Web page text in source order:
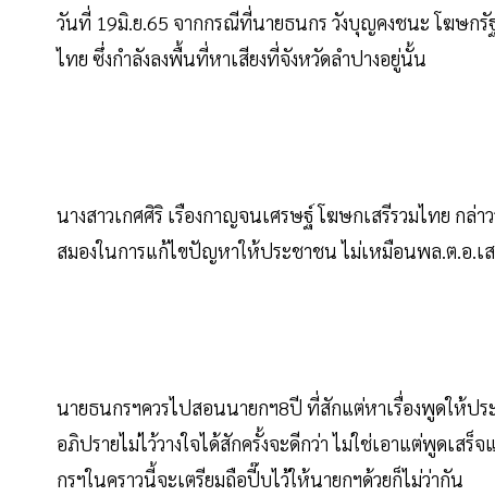
วันที่ 19มิ.ย.65 จากกรณีที่นายธนกร วังบุญคงชนะ โฆษกรั
ไทย ซึ่งกำลังลงพื้นที่หาเสียงที่จังหวัดลำปางอยู่นั้น
นางสาวเกศศิริ เรืองกาญจนเศรษฐ์ โฆษกเสรีรวมไทย ก
สมองในการแก้ไขปัญหาให้ประชาชน ไม่เหมือนพล.ต.อ.
นายธนกรฯควรไปสอนนายกฯ8ปี ที่สักแต่หาเรื่องพูดให้ปร
อภิปรายไม่ไว้วางใจได้สักครั้งจะดีกว่า ไม่ใช่เอาแต่พูดเส
กรฯในคราวนี้จะเตรียมถือปี๊บไว้ให้นายกฯด้วยก็ไม่ว่ากัน